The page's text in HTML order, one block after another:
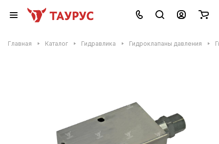
Главная Каталог Гидравлика Гидроклапаны давления